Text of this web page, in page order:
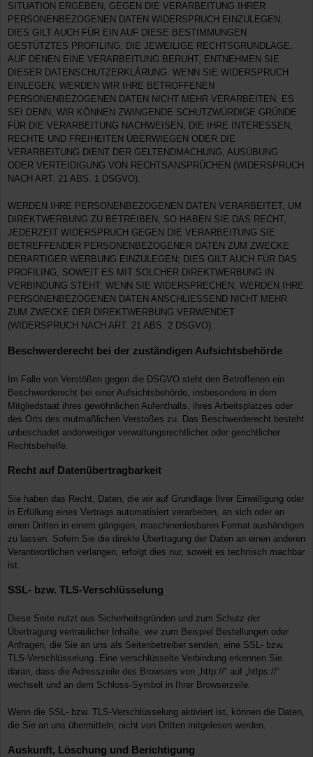
SITUATION ERGEBEN, GEGEN DIE VERARBEITUNG IHRER
PERSONENBEZOGENEN DATEN WIDERSPRUCH EINZULEGEN;
DIES GILT AUCH FÜR EIN AUF DIESE BESTIMMUNGEN
GESTÜTZTES PROFILING. DIE JEWEILIGE RECHTSGRUNDLAGE,
AUF DENEN EINE VERARBEITUNG BERUHT, ENTNEHMEN SIE
DIESER DATENSCHUTZERKLÄRUNG. WENN SIE WIDERSPRUCH
EINLEGEN, WERDEN WIR IHRE BETROFFENEN
PERSONENBEZOGENEN DATEN NICHT MEHR VERARBEITEN, ES
SEI DENN, WIR KÖNNEN ZWINGENDE SCHUTZWÜRDIGE GRÜNDE
FÜR DIE VERARBEITUNG NACHWEISEN, DIE IHRE INTERESSEN,
RECHTE UND FREIHEITEN ÜBERWIEGEN ODER DIE
VERARBEITUNG DIENT DER GELTENDMACHUNG, AUSÜBUNG
ODER VERTEIDIGUNG VON RECHTSANSPRÜCHEN (WIDERSPRUCH
NACH ART. 21 ABS. 1 DSGVO).
WERDEN IHRE PERSONENBEZOGENEN DATEN VERARBEITET, UM
DIREKTWERBUNG ZU BETREIBEN, SO HABEN SIE DAS RECHT,
JEDERZEIT WIDERSPRUCH GEGEN DIE VERARBEITUNG SIE
BETREFFENDER PERSONENBEZOGENER DATEN ZUM ZWECKE
DERARTIGER WERBUNG EINZULEGEN; DIES GILT AUCH FÜR DAS
PROFILING, SOWEIT ES MIT SOLCHER DIREKTWERBUNG IN
VERBINDUNG STEHT. WENN SIE WIDERSPRECHEN, WERDEN IHRE
PERSONENBEZOGENEN DATEN ANSCHLIESSEND NICHT MEHR
ZUM ZWECKE DER DIREKTWERBUNG VERWENDET
(WIDERSPRUCH NACH ART. 21 ABS. 2 DSGVO).
Beschwerde­recht bei der zuständigen Aufsichts­behörde
Im Falle von Verstößen gegen die DSGVO steht den Betroffenen ein
Beschwerderecht bei einer Aufsichtsbehörde, insbesondere in dem
Mitgliedstaat ihres gewöhnlichen Aufenthalts, ihres Arbeitsplatzes oder
des Orts des mutmaßlichen Verstoßes zu. Das Beschwerderecht besteht
unbeschadet anderweitiger verwaltungsrechtlicher oder gerichtlicher
Rechtsbehelfe.
Recht auf Daten­übertrag­barkeit
Sie haben das Recht, Daten, die wir auf Grundlage Ihrer Einwilligung oder
in Erfüllung eines Vertrags automatisiert verarbeiten, an sich oder an
einen Dritten in einem gängigen, maschinenlesbaren Format aushändigen
zu lassen. Sofern Sie die direkte Übertragung der Daten an einen anderen
Verantwortlichen verlangen, erfolgt dies nur, soweit es technisch machbar
ist.
SSL- bzw. TLS-Verschlüsselung
Diese Seite nutzt aus Sicherheitsgründen und zum Schutz der
Übertragung vertraulicher Inhalte, wie zum Beispiel Bestellungen oder
Anfragen, die Sie an uns als Seitenbetreiber senden, eine SSL- bzw.
TLS-Verschlüsselung. Eine verschlüsselte Verbindung erkennen Sie
daran, dass die Adresszeile des Browsers von „http://“ auf „https://“
wechselt und an dem Schloss-Symbol in Ihrer Browserzeile.
Wenn die SSL- bzw. TLS-Verschlüsselung aktiviert ist, können die Daten,
die Sie an uns übermitteln, nicht von Dritten mitgelesen werden.
Auskunft, Löschung und Berichtigung